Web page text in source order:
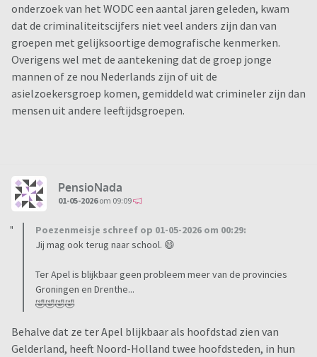
onderzoek van het WODC een aantal jaren geleden, kwam
dat de criminaliteitscijfers niet veel anders zijn dan van
groepen met gelijksoortige demografische kenmerken.
Overigens wel met de aantekening dat de groep jonge
mannen of ze nou Nederlands zijn of uit de
asielzoekersgroep komen, gemiddeld wat crimineler zijn dan
mensen uit andere leeftijdsgroepen.
PensioNada
01-05-2026om 09:09
Poezenmeisje schreef op 01-05-2026 om 00:29:
Jij mag ook terug naar school. 😄
Ter Apel is blijkbaar geen probleem meer van de provincies
Groningen en Drenthe...
🤣🤣🤣🤣
Behalve dat ze ter Apel blijkbaar als hoofdstad zien van
Gelderland, heeft Noord-Holland twee hoofdsteden, in hun